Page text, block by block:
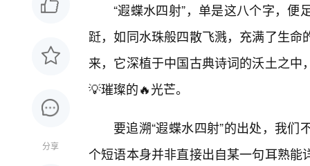
分享
“遐蝶水四射”，单是这八个字，
跹，如同水珠般四散飞溅，充满了生
来，它深植于中国古典诗词的沃土之
💡璀璨的🔥光芒。
要追溯“遐蝶水四射”的出处，我
个短语本身并非直接出自某一句耳熟